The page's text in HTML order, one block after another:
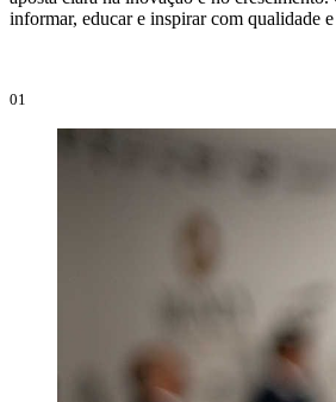
informar, educar e inspirar com qualidade
01